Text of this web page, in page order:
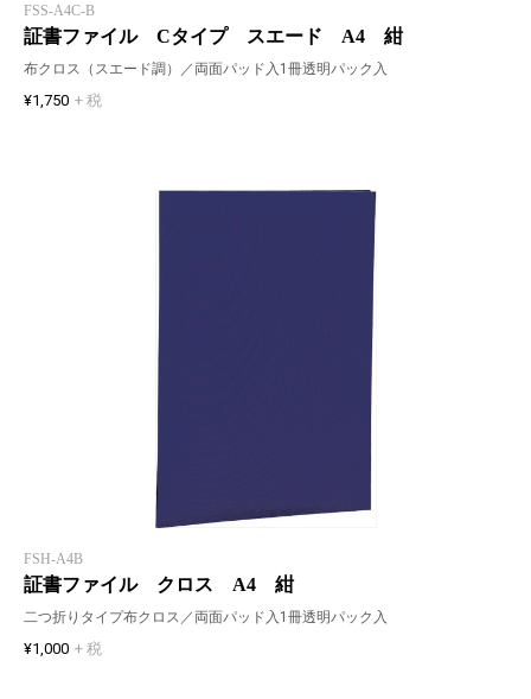
FSS-A4C-B
証書ファイル Cタイプ スエード A4 紺
布クロス（スエード調）／両面パッド入1冊透明パック入
¥1,750 + 税
FSH-A4B
証書ファイル クロス A4 紺
二つ折りタイプ布クロス／両面パッド入1冊透明パック入
¥1,000 + 税